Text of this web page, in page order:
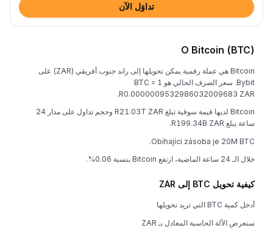
تداوَل الآن
O Bitcoin (BTC)
Bitcoin هي عملة رقمية يمكن تحويلها إلى راند جنوب أفريقي (ZAR) على
Bybit. سعر الصرف الحالي هو 1 BTC =
R0.0000009532986032009683 ZAR.
Bitcoin لديها قيمة سوقية تبلغ R21.03T ZAR وحجم تداول على مدار 24
ساعة يبلغ R199.34B ZAR.
Obíhající zásoba je 20M BTC.
خلال الـ 24 ساعة الماضية، ارتفع Bitcoin بنسبة 0.06%.
كيفية تحويل BTC إلى ZAR
أدخل كمية BTC التي تريد تحويلها
ستعرض الآلة الحاسبة المعادل بـ ZAR